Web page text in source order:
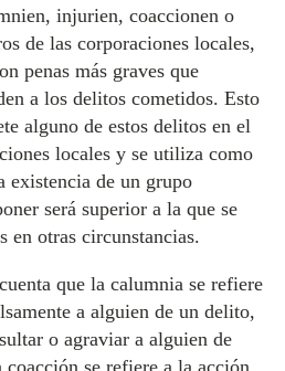
injurien, coaccionen o
de las corporaciones locales,
penas más graves que
a los delitos cometidos. Esto
alguno de estos delitos en el
locales y se utiliza como
existencia de un grupo
será superior a la que se
en otras circunstancias.
que la calumnia se refiere
a alguien de un delito,
o agraviar a alguien de
se refiere a la acción